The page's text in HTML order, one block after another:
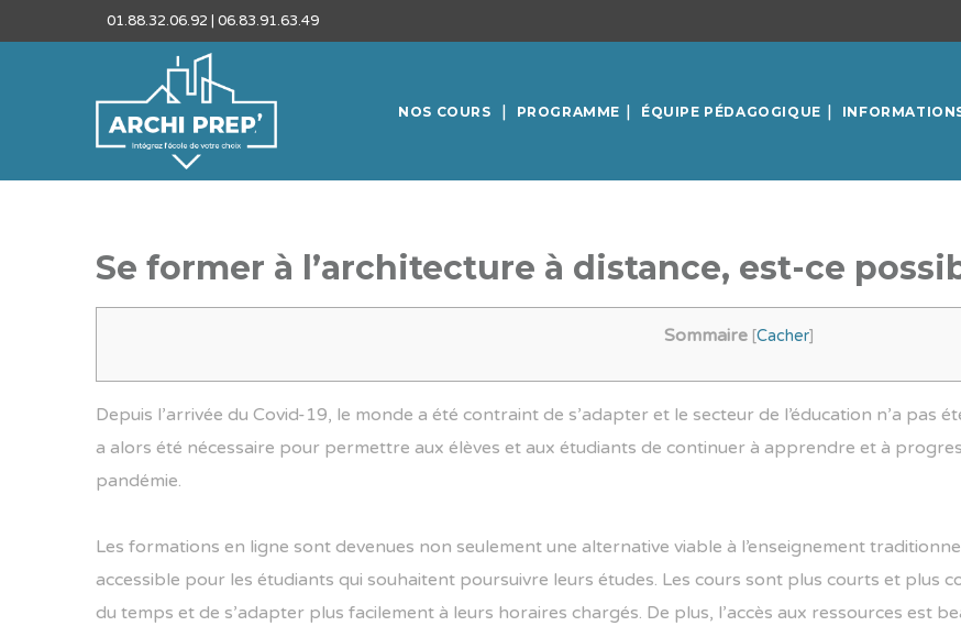
01.88.32.06.92 | 06.83.91.63.49
NOS COURS PROGRAMME ÉQUIPE PÉDAGOGIQUE
Se former à l’architecture à distance, est-ce
Sommaire [Cacher]
Depuis l’arrivée du Covid-19, le monde a été contraint de s’adapter et le secteur de l’éducation n’a pas
a alors été nécessaire pour permettre aux élèves et aux étudiants de continuer à apprendre et à
pandémie.
Les formations en ligne sont devenues non seulement une alternative viable à l’enseignement
accessible pour les étudiants qui souhaitent poursuivre leurs études. Les cours sont plus courts et plus
du temps et de s’adapter plus facilement à leurs horaires chargés. De plus, l’accès aux ressources est